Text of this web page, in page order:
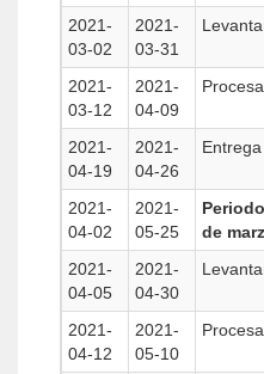
2021-
03-02
2021-
03-31
2021-
03-12
2021-
04-09
2021-
04-19
2021-
04-26
2021-
04-02
2021-
05-25
de
2021-
04-05
2021-
04-30
2021-
04-12
2021-
05-10